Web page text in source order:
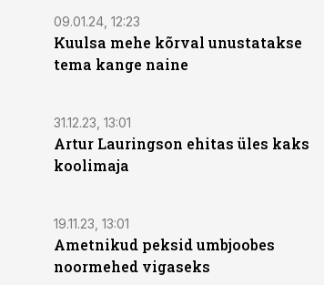
09.01.24, 12:23
Kuulsa mehe kõrval unustatakse
tema kange naine
31.12.23, 13:01
Artur Lauringson ehitas üles kaks
koolimaja
19.11.23, 13:01
Ametnikud peksid umbjoobes
noormehed vigaseks